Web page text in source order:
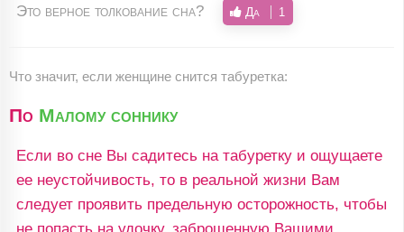
Это верное толкование сна? Да 1
Что значит, если женщине снится табуретка:
По Малому соннику
Если во сне Вы садитесь на табуретку и ощущаете
ее неустойчивость, то в реальной жизни Вам
следует проявить предельную осторожность, чтобы